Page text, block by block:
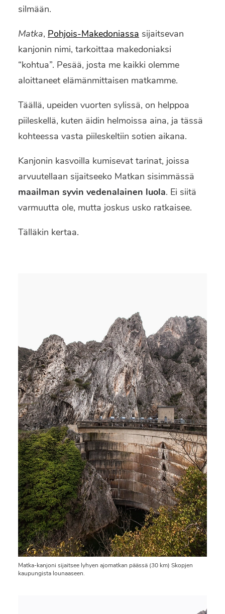
silmään.
Matka, Pohjois-Makedoniassa sijaitsevan
kanjonin nimi, tarkoittaa makedoniaksi
“kohtua”. Pesää, josta me kaikki olemme
aloittaneet elämänmittaisen matkamme.
Täällä, upeiden vuorten sylissä, on helppoa
piileskellä, kuten äidin helmoissa aina, ja tässä
kohteessa vasta piileskeltiin sotien aikana.
Kanjonin kasvoilla kumisevat tarinat, joissa
arvuutellaan sijaitseeko Matkan sisimmässä
maailman syvin vedenalainen luola. Ei siitä
varmuutta ole, mutta joskus usko ratkaisee.
Tälläkin kertaa.
Matka-kanjoni sijaitsee lyhyen ajomatkan päässä (30 km) Skopjen
kaupungista lounaaseen.